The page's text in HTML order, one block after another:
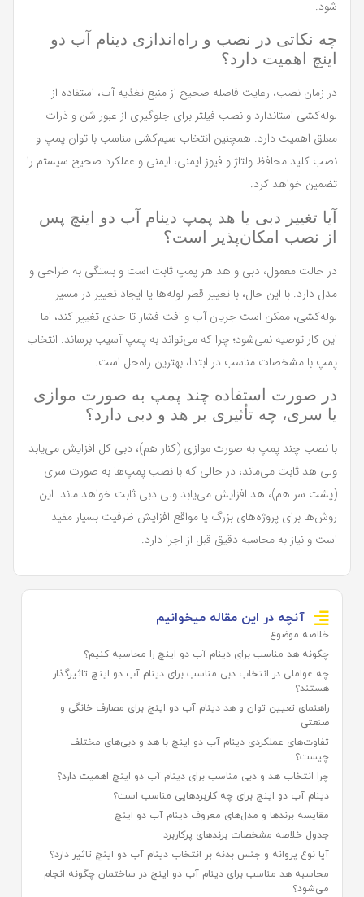
شود.
چه نکاتی در نصب و راه‌اندازی دینام آب دو
اینچ اهمیت دارد؟
در زمان نصب، رعایت فاصله صحیح از منبع تغذیه آب، استفاده از
لوله‌کشی استاندارد و نصب فیلتر برای جلوگیری از عبور شن و ذرات
معلق اهمیت دارد. همچنین انتخاب سیم‌کشی مناسب با توان پمپ و
نصب کلید محافظ ولتاژ و فیوز ایمنی، ایمنی و عملکرد صحیح سیستم را
تضمین خواهد کرد.
آیا تغییر دبی یا هد پمپ دینام آب دو اینچ پس
از نصب امکان‌پذیر است؟
در حالت معمول، دبی و هد هر پمپ ثابت است و بستگی به طراحی و
مدل دارد. با این حال، با تغییر قطر لوله‌ها یا ایجاد تغییر در مسیر
لوله‌کشی، ممکن است جریان آب و افت فشار تا حدی تغییر کند، اما
این کار توصیه نمی‌شود؛ چرا که می‌تواند به پمپ آسیب برساند. انتخاب
پمپ با مشخصات مناسب در ابتدا، بهترین راه‌حل است.
در صورت استفاده چند پمپ به صورت موازی
یا سری، چه تأثیری بر هد و دبی دارد؟
با نصب چند پمپ به صورت موازی (کنار هم)، دبی کل افزایش می‌یابد
ولی هد ثابت می‌ماند، در حالی که با نصب پمپ‌ها به صورت سری
(پشت سر هم)، هد افزایش می‌یابد ولی دبی ثابت خواهد ماند. این
روش‌ها برای پروژه‌های بزرگ یا مواقع افزایش ظرفیت بسیار مفید
است و نیاز به محاسبه دقیق قبل از اجرا دارد.
آنچه در این مقاله میخوانیم
خلاصه موضوع
چگونه هد مناسب برای دینام آب دو اینچ را محاسبه کنیم؟
چه عواملی در انتخاب دبی مناسب برای دینام آب دو اینچ تاثیرگذار
هستند؟
راهنمای تعیین توان و هد دینام آب دو اینچ برای مصارف خانگی و
صنعتی
تفاوت‌های عملکردی دینام آب دو اینچ با هد و دبی‌های مختلف
چیست؟
چرا انتخاب هد و دبی مناسب برای دینام آب دو اینچ اهمیت دارد؟
دینام آب دو اینچ برای چه کاربردهایی مناسب است؟
مقایسه برندها و مدل‌های معروف دینام آب دو اینچ
جدول خلاصه مشخصات برندهای پرکاربرد
آیا نوع پروانه و جنس بدنه بر انتخاب دینام آب دو اینچ تاثیر دارد؟
محاسبه هد مناسب برای دینام آب دو اینچ در ساختمان چگونه انجام
می‌شود؟